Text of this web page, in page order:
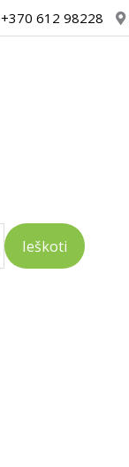
+370 612 98228
Ieškoti